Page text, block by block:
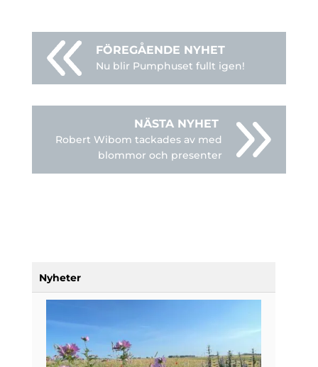
Nyheter
Nu blir Pumphuset fullt igen!
Robert Wibom tackades av med
blommor och presenter